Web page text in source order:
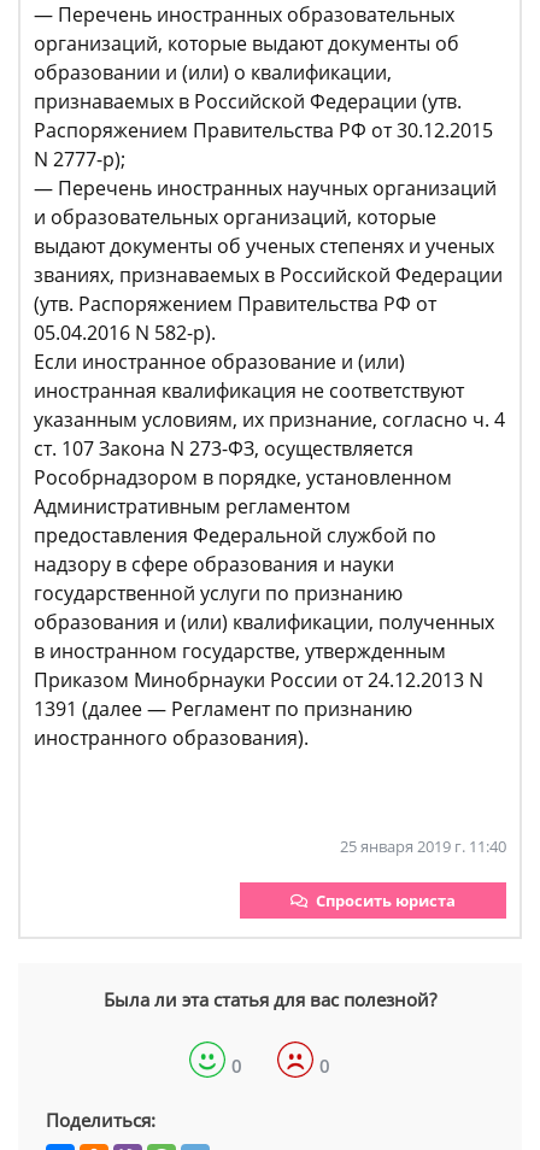
— Перечень иностранных образовательных
организаций, которые выдают документы об
образовании и (или) о квалификации,
признаваемых в Российской Федерации (утв.
Распоряжением Правительства РФ от 30.12.2015
N 2777-р);
— Перечень иностранных научных организаций
и образовательных организаций, которые
выдают документы об ученых степенях и ученых
званиях, признаваемых в Российской Федерации
(утв. Распоряжением Правительства РФ от
05.04.2016 N 582-р).
Если иностранное образование и (или)
иностранная квалификация не соответствуют
указанным условиям, их признание, согласно ч. 4
ст. 107 Закона N 273-ФЗ, осуществляется
Рособрнадзором в порядке, установленном
Административным регламентом
предоставления Федеральной службой по
надзору в сфере образования и науки
государственной услуги по признанию
образования и (или) квалификации, полученных
в иностранном государстве, утвержденным
Приказом Минобрнауки России от 24.12.2013 N
1391 (далее — Регламент по признанию
иностранного образования).
25 января 2019 г. 11:40
Спросить юриста
Была ли эта статья для вас полезной?
0 0
Поделиться: